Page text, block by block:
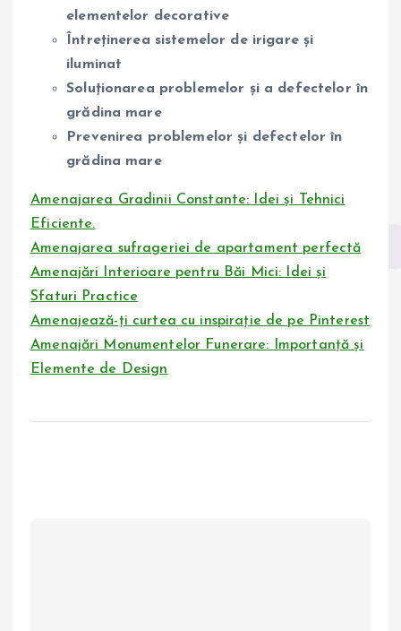
elementelor decorative
Întreținerea sistemelor de irigare și
iluminat
Soluționarea problemelor și a defectelor în
grădina mare
Prevenirea problemelor și defectelor în
grădina mare
Amenajarea Gradinii Constante: Idei și Tehnici
Eficiente.
Amenajarea sufrageriei de apartament perfectă
Amenajări Interioare pentru Băi Mici: Idei și
Sfaturi Practice
Amenajează-ți curtea cu inspirație de pe Pinterest
Amenajări Monumentelor Funerare: Importanță și
Elemente de Design